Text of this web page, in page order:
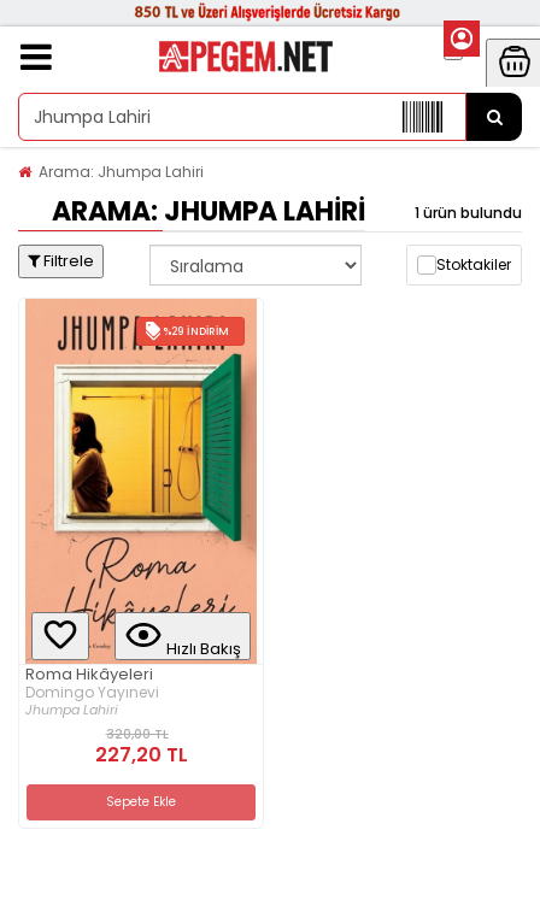
Arama: Jhumpa Lahiri
ARAMA: JHUMPA LAHIRI 1 ürün bulundu
Filtrele Stoktakiler
%29 İNDIRIM
Hızlı Bakış
Roma Hikâyeleri
Domingo Yayınevi
Jhumpa Lahiri
320,00 TL
227,20 TL
Sepete Ekle